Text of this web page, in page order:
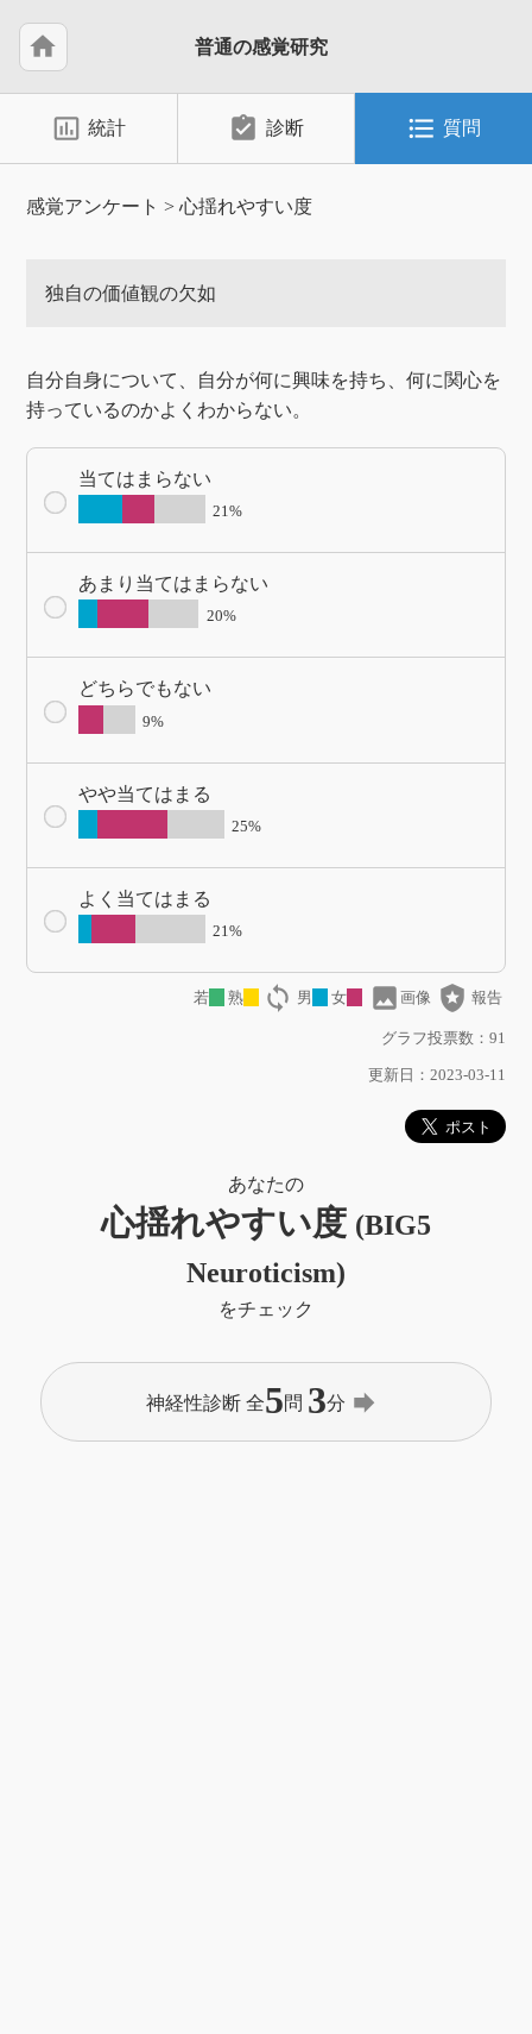
home 普通の感覚研究
insert_chart_outlined 統計 assignment_turned_in 診断 format_list_bulleted 質問
感覚アンケート >心揺れやすい度
独自の価値観の欠如
自分自身について、自分が何に興味を持ち、何に関心を
持っているのかよくわからない。
当てはまらない
21%
あまり当てはまらない
20%
どちらでもない
9%
やや当てはまる
25%
よく当てはまる
21%
若 熟 loop 男 女 image 画像 local_police 報告
グラフ投票数：91
更新日：2023-03-11
あなたの
心揺れやすい度 (BIG5
Neuroticism)
をチェック
神経性診断 全5問 3分 forward